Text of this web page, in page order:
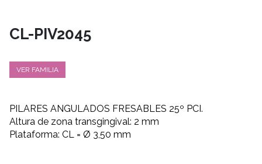
CL-PIV2045
VER FAMILIA
PILARES ANGULADOS FRESABLES 25º PCI.
Altura de zona transgingival: 2 mm
Plataforma: CL = Ø 3,50 mm